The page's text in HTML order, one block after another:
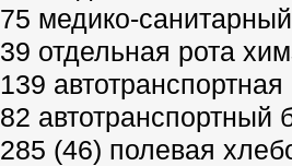
75 медико-
39 отдельная рота
139
82 автотранспортный
285 (46) полевая